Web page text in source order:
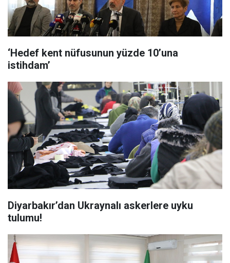
‘Hedef kent nüfusunun yüzde 10’una
istihdam’
Diyarbakır’dan Ukraynalı askerlere uyku
tulumu!